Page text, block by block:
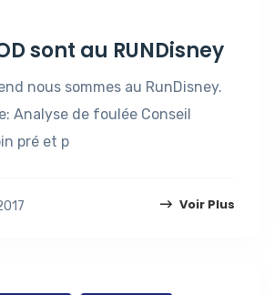
sont au RUNDisney
nous sommes au RunDisney.
Analyse de foulée Conseil
pré et p
Voir Plus